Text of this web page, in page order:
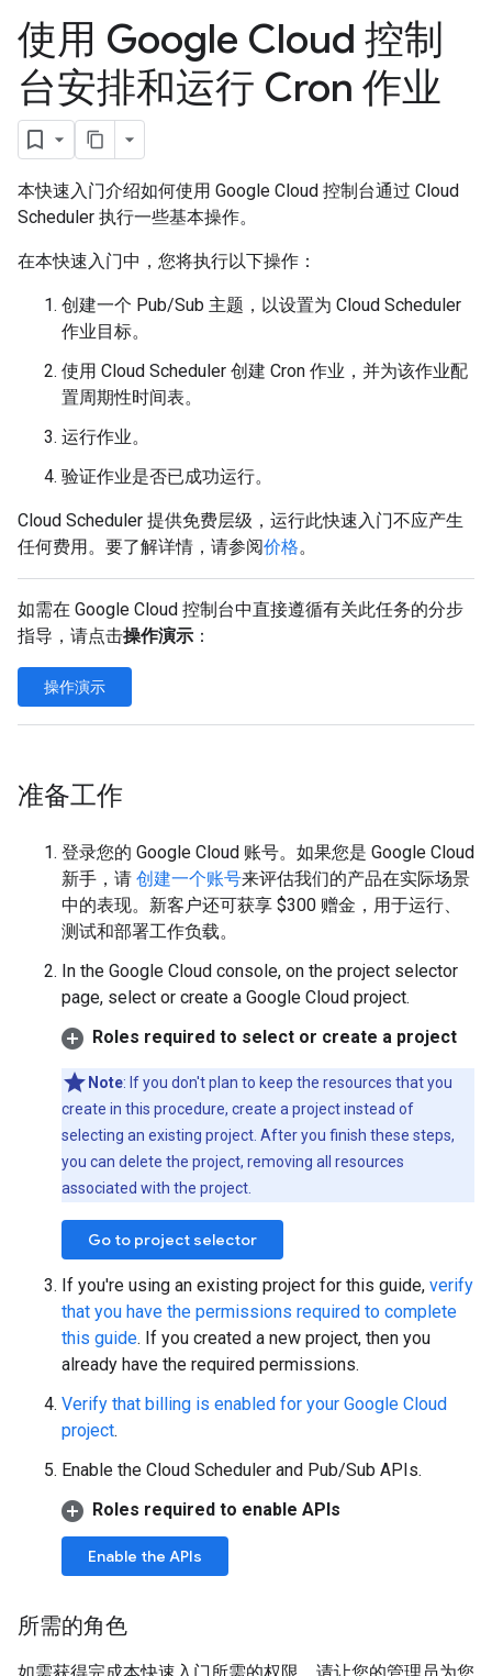
使用 Google Cloud 控制
台安排和运行 Cron 作业
本快速入门介绍如何使用 Google Cloud 控制台通过 Cloud
Scheduler 执行一些基本操作。
在本快速入门中，您将执行以下操作：
创建一个 Pub/Sub 主题，以设置为 Cloud Scheduler
作业目标。
使用 Cloud Scheduler 创建 Cron 作业，并为该作业配
置周期性时间表。
运行作业。
验证作业是否已成功运行。
Cloud Scheduler 提供免费层级，运行此快速入门不应产生
任何费用。要了解详情，请参阅价格。
如需在 Google Cloud 控制台中直接遵循有关此任务的分步
指导，请点击操作演示 ：
操作演示
准备工作
登录您的 Google Cloud 账号。如果您是 Google Cloud
新手，请 创建一个账号来评估我们的产品在实际场景
中的表现。新客户还可获享 $300 赠金，用于运行、
测试和部署工作负载。
In the Google Cloud console, on the project selector
page, select or create a Google Cloud project.
Roles required to select or create a project
Note: If you don't plan to keep the resources that you
create in this procedure, create a project instead of
selecting an existing project. After you finish these steps,
you can delete the project, removing all resources
associated with the project.
Go to project selector
If you're using an existing project for this guide, verify
that you have the permissions required to complete
this guide. If you created a new project, then you
already have the required permissions.
Verify that billing is enabled for your Google Cloud
project.
Enable the Cloud Scheduler and Pub/Sub APIs.
Roles required to enable APIs
Enable the APIs
所需的角色